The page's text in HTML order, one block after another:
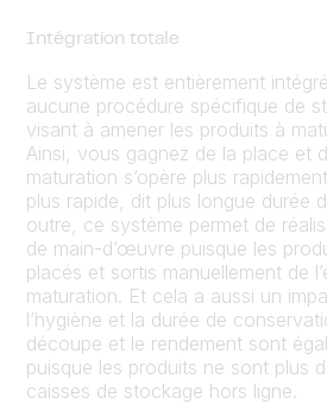
Intégration totale
Le système est entièrement
aucune procédure spécifique de
visant à amener les produits à
Ainsi, vous gagnez de la place et
maturation s’opère plus
plus rapide, dit plus longue durée
outre, ce système permet de
de main-d’œuvre puisque les
placés et sortis manuellement de
maturation. Et cela a aussi un
l’hygiène et la durée de
découpe et le rendement sont
puisque les produits ne sont plus
caisses de stockage hors ligne.